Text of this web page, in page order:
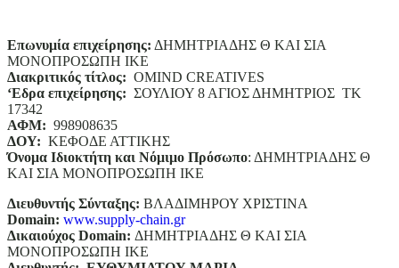
Επωνυμία επιχείρησης: ΔΗΜΗΤΡΙΑΔΗΣ Θ ΚΑΙ ΣΙΑ
ΜΟΝΟΠΡΟΣΩΠΗ ΙΚΕ
Διακριτικός τίτλος: ΟΜΙΝD CREATIVES
‘Eδρα επιχείρησης: ΣΟΥΛΙΟΥ 8 ΑΓΙΟΣ ΔΗΜΗΤΡΙΟΣ ΤΚ
17342
ΑΦΜ: 998908635
ΔΟΥ: ΚΕΦΟΔΕ ΑΤΤΙΚΗΣ
Όνομα Ιδιοκτήτη και Νόμιμο Πρόσωπο: ΔΗΜΗΤΡΙΑΔΗΣ Θ
ΚΑΙ ΣΙΑ ΜΟΝΟΠΡΟΣΩΠΗ ΙΚΕ
Διευθυντής Σύνταξης: ΒΛΑΔΙΜΗΡΟΥ ΧΡΙΣΤΙΝΑ
Domain: www.supply-chain.gr
Δικαιούχος Domain: ΔΗΜΗΤΡΙΑΔΗΣ Θ ΚΑΙ ΣΙΑ
ΜΟΝΟΠΡΟΣΩΠΗ ΙΚΕ